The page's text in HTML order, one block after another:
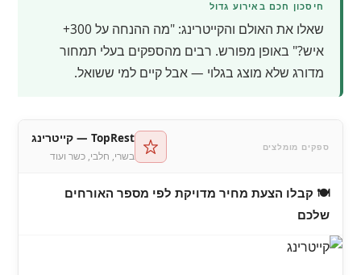
חיסכון חכם באירוע גדול
שאלו את האולם והקייטרינג: "מה ההנחה על 300+
איש?" באופן מפורש. רבים מהספקים בעלי תמחור
מדורג שלא מוצג בגלוי — אבל קיים למי ששואל.
ספקים מומלצים
TopRest — קייטרינג
בשרי, חלבי, כשר ועוד
🍽 קבלו הצעת מחיר מדויקת לפי מספר האורחים
שלכם